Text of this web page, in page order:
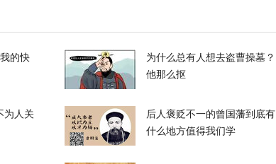
，台军丢盔弃甲，赖清德深夜逃跑，赌解放军
的快
为什么总有人想去盗曹操墓？
他那么抠
为人关
后人褒贬不一的曾国藩到底有
什么地方值得我们学